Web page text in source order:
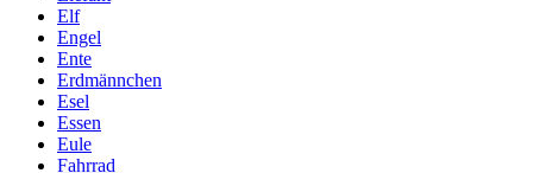
Elf
Engel
Ente
Erdmännchen
Esel
Essen
Eule
Fahrrad